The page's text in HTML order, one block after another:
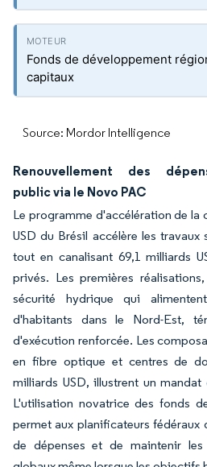
Fonds de développement
capitaux
Source: Mordor Intelligence
Renouvellement des
public via le Novo PAC
Le programme d'accélération de la
USD du Brésil accélère les
tout en canalisant 69,1 milliards
privés. Les premières
sécurité hydrique qui
d'habitants dans le Nord-Est,
d'exécution renforcée. Les
en fibre optique et centres de
milliards USD, illustrent un
L'utilisation novatrice des fonds
permet aux planificateurs fédéraux
de dépenses et de maintenir les